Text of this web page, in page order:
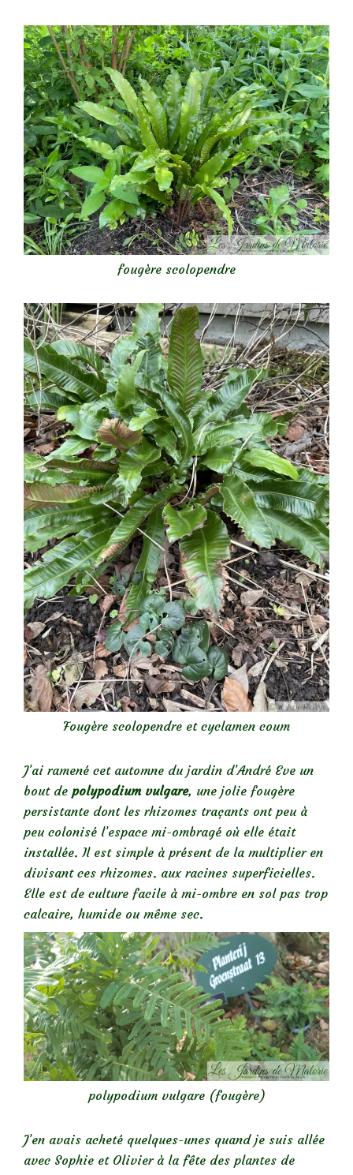
fougère scolopendre
Fougère scolopendre et cyclamen coum
J’ai ramené cet automne du jardin d’André Eve un
bout de polypodium vulgare, une jolie fougère
persistante dont les rhizomes traçants ont peu à
peu colonisé l’espace mi-ombragé où elle était
installée. Il est simple à présent de la multiplier en
divisant ces rhizomes. aux racines superficielles.
Elle est de culture facile à mi-ombre en sol pas trop
calcaire, humide ou même sec.
polypodium vulgare (fougère)
J’en avais acheté quelques-unes quand je suis allée
avec Sophie et Olivier à la fête des plantes de